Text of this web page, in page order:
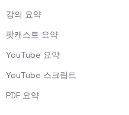
강의 요약
팟캐스트 요약
YouTube 요약
YouTube 스크립트
PDF 요약